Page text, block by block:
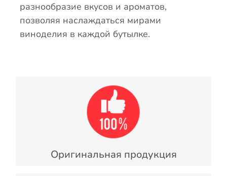
разнообразие вкусов и ароматов,
позволяя наслаждаться мирами
виноделия в каждой бутылке.
Оригинальная продукция